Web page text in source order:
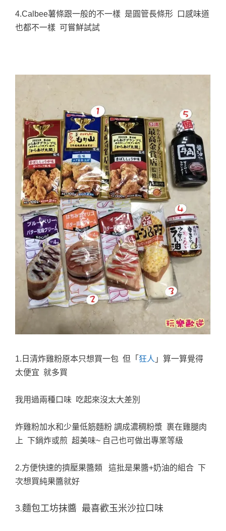
4.Calbee薯條跟一般的不一樣 是圓管長條形 口感味道
也都不一樣 可嘗鮮試試
1.日清炸雞粉原本只想買一包 但「 狂人 」算一算覺得
太便宜 就多買
我用過兩種口味 吃起來沒太大差別
炸雞粉加水和少量低筋麵粉 調成濃稠粉漿 裹在雞腿肉
上 下鍋炸或煎 超美味~ 自己也可做出專業等級
2.方便快速的擠壓果醬類 這批是果醬+奶油的組合 下
次想買純果醬就好
3.麵包工坊抹醬 最喜歡玉米沙拉口味